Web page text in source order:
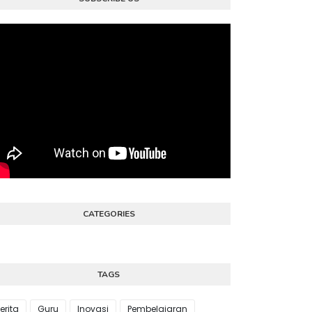
CATEGORIES
TAGS
Guru Inovasi Pembelajaran